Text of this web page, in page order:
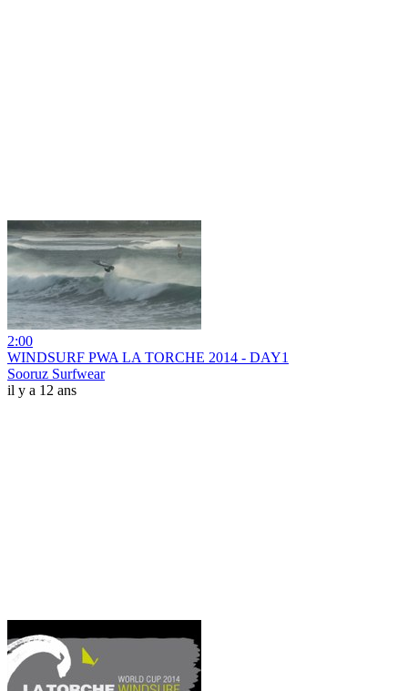
2:00
WINDSURF PWA LA TORCHE 2014 - DAY1
Sooruz Surfwear
il y a 12 ans